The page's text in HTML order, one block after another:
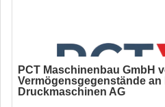
PCT Maschinenbau GmbH
Vermögensgegenstände an
Druckmaschinen AG